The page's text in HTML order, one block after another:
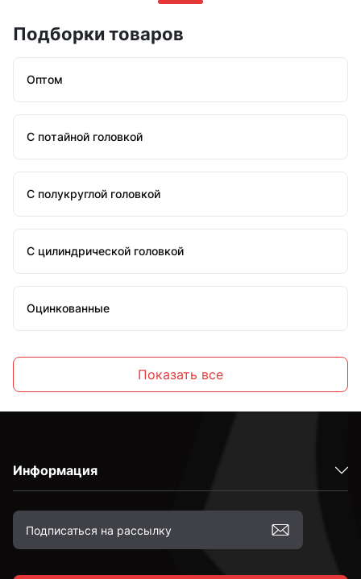
Подборки товаров
Оптом
С потайной головкой
С полукруглой головкой
С цилиндрической головкой
Оцинкованные
Высокопрочные
С полной резьбой
Показать все
Информация